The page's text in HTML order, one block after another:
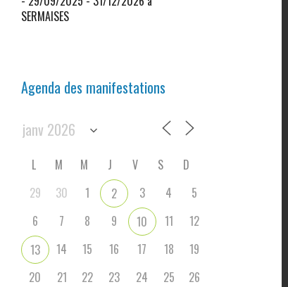
SERMAISES
Agenda des manifestations
L M M J V S
D
29
30 1 2 3 4
5
6
7 8 9 10 11
12
13
14 15 16 17 18
19
20
21 22 23 24 25
26